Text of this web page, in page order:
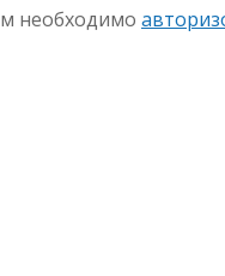
необходимо